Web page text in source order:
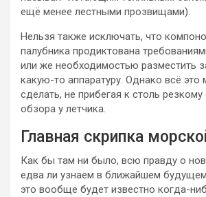
ещё менее лестными прозвищами).
Нельзя также исключать, что
палубника продиктована
или же необходимостью разместить
какую-то аппаратуру. Однако всё
сделать, не прибегая к столь
обзора у летчика.
Главная скрипка
Как бы там ни было, всю правду о
едва ли узнаем в ближайшем
это вообще будет известно когда-